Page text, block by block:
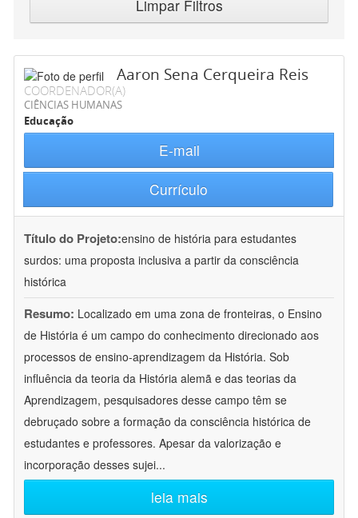
Limpar Filtros
Aaron Sena Cerqueira Reis
COORDENADOR(A)
CIÊNCIAS HUMANAS
Educação
E-mail
Currículo
Título do Projeto:ensino de história para estudantes
surdos: uma proposta inclusiva a partir da consciência
histórica
Resumo: Localizado em uma zona de fronteiras, o Ensino
de História é um campo do conhecimento direcionado aos
processos de ensino-aprendizagem da História. Sob
influência da teoria da História alemã e das teorias da
Aprendizagem, pesquisadores desse campo têm se
debruçado sobre a formação da consciência histórica de
estudantes e professores. Apesar da valorização e
incorporação desses sujei...
leia mais